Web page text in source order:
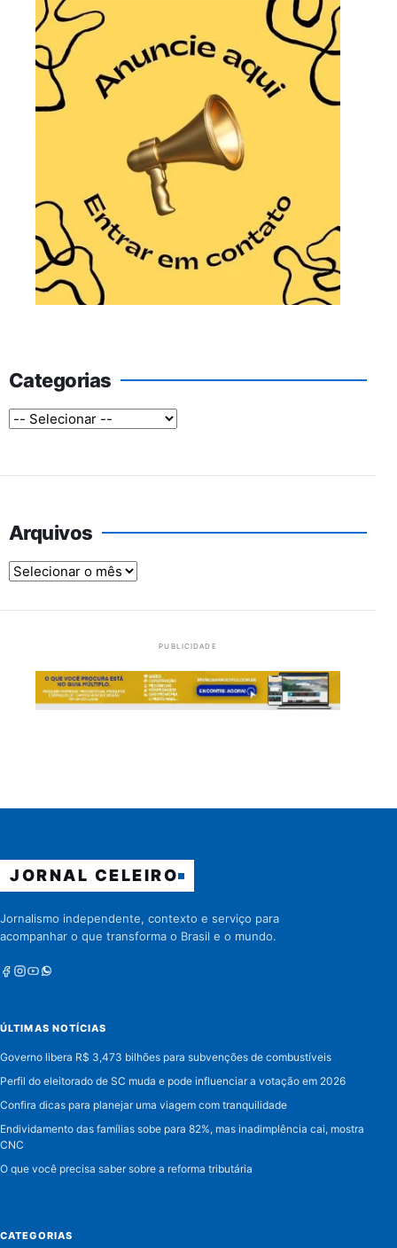
Categorias
Arquivos
Arquivos
PUBLICIDADE
JORNAL CELEIRO
Jornalismo independente, contexto e serviço para
acompanhar o que transforma o Brasil e o mundo.
Facebook
Instagram
Youtube
Whatsapp
ÚLTIMAS NOTÍCIAS
Governo libera R$ 3,473 bilhões para subvenções de combustíveis
Perfil do eleitorado de SC muda e pode influenciar a votação em 2026
Confira dicas para planejar uma viagem com tranquilidade
Endividamento das famílias sobe para 82%, mas inadimplência cai, mostra
CNC
O que você precisa saber sobre a reforma tributária
CATEGORIAS